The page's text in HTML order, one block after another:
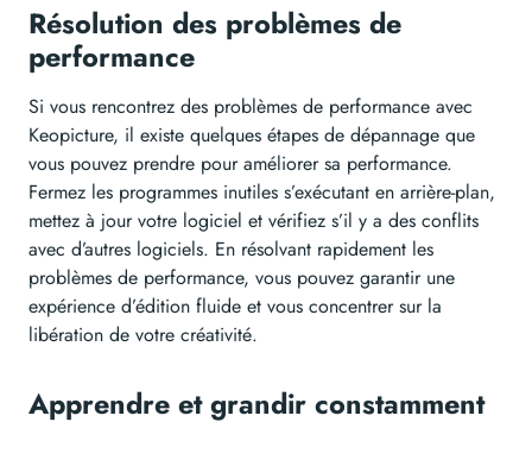
Résolution des problèmes de
performance
Si vous rencontrez des problèmes de performance avec
Keopicture, il existe quelques étapes de dépannage que
vous pouvez prendre pour améliorer sa performance.
Fermez les programmes inutiles s’exécutant en arrière-plan,
mettez à jour votre logiciel et vérifiez s’il y a des conflits
avec d’autres logiciels. En résolvant rapidement les
problèmes de performance, vous pouvez garantir une
expérience d’édition fluide et vous concentrer sur la
libération de votre créativité.
Apprendre et grandir constamment